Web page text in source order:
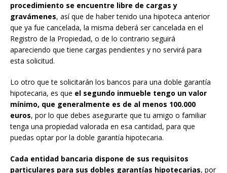
procedimiento se encuentre libre de cargas y
gravámenes, así que de haber tenido una hipoteca anterior
que ya fue cancelada, la misma deberá ser cancelada en el
Registro de la Propiedad, o de lo contrario seguirá
apareciendo que tiene cargas pendientes y no servirá para
esta solicitud.
Lo otro que te solicitarán los bancos para una doble garantía
hipotecaria, es que el segundo inmueble tengo un valor
mínimo, que generalmente es de al menos 100.000
euros, por lo que debes asegurarte que tu amigo o familiar
tenga una propiedad valorada en esa cantidad, para que
puedas optar por la doble garantía hipotecaria.
Cada entidad bancaria dispone de sus requisitos
particulares para sus dobles garantías hipotecarias, por